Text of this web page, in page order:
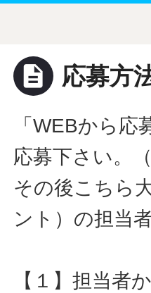
description 応募方
「WEBから
応募下さい。
その後こちら
ント）の担当
【１】担当者